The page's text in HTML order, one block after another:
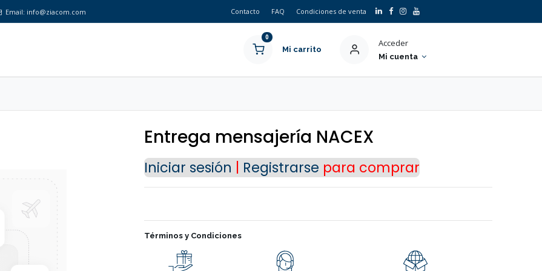
Email: info@ziacom.com Contacto FAQ Condiciones de venta
0
Mi carrito
Acceder
Mi cuenta
Entrega mensajería NACEX
Iniciar sesión | Registrarse para comprar
Términos y Condiciones
×
Nuestra tienda online se encuentra cerrada de forma
definitiva.
En este momento no se aceptan pedidos a través del sitio